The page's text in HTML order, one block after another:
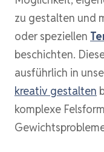
zu gestalten und
oder speziellen
beschichten.
ausführlich in
kreativ gestalten
komplexe